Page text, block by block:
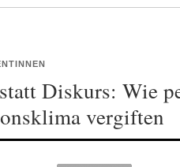
Diskurs: Wie
vergiften